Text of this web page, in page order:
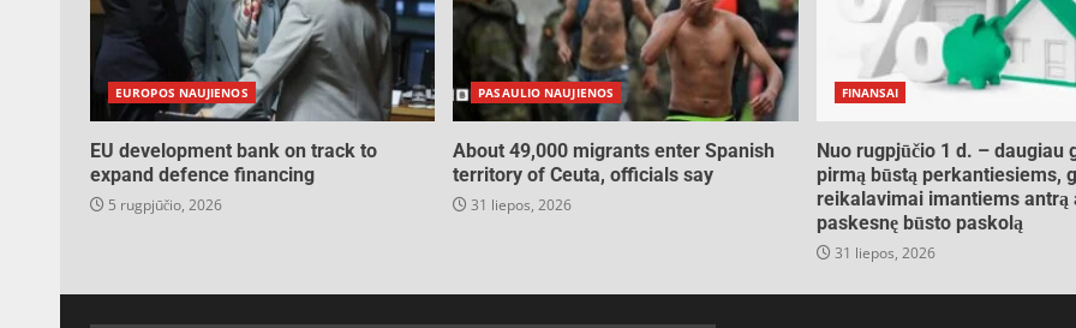
EUROPOS NAUJIENOS
EU development bank on track to
expand defence financing
5 rugpjūčio, 2026
PASAULIO NAUJIENOS
About 49,000 migrants enter Spanish
territory of Ceuta, officials say
31 liepos, 2026
FINANSAI
Nuo rugpjūčio 1 d. – daugiau
pirmą būstą perkantiesiems,
reikalavimai imantiems antrą
paskesnę būsto paskolą
31 liepos, 2026